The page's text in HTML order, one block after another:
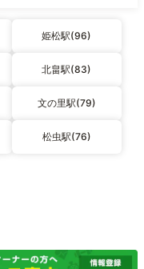
姫松駅(96)
北畠駅(83)
文の里駅(79)
松虫駅(76)